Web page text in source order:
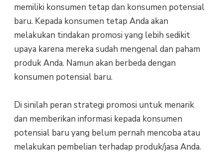
memiliki konsumen tetap dan konsumen potensial
baru. Kepada konsumen tetap Anda akan
melakukan tindakan promosi yang lebih sedikit
upaya karena mereka sudah mengenal dan paham
produk Anda. Namun akan berbeda dengan
konsumen potensial baru.
Di sinilah peran strategi promosi untuk menarik
dan memberikan informasi kepada konsumen
potensial baru yang belum pernah mencoba atau
melakukan pembelian terhadap produk/jasa Anda.